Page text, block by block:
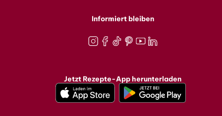
Informiert bleiben
Jetzt Rezepte-App herunterladen